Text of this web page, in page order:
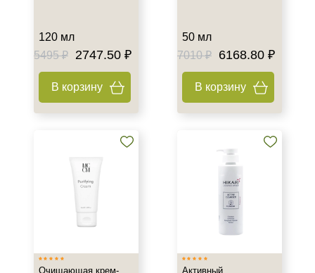
Домашняя
Тип кожи
Любой возраст (от 18 лет)
120 мл
5495 ₽
2747.50 ₽
В корзину
50 мл
7010 ₽
6168.80 ₽
В корзину
Очищающая крем-
Активный